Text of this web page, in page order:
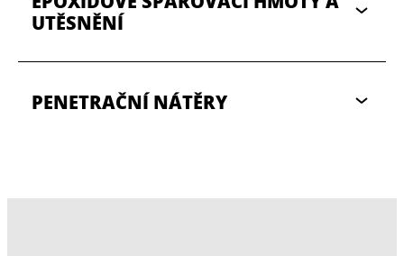
UTĚSNĚNÍ
PENETRAČNÍ NÁTĚRY